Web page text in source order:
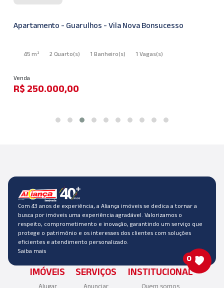
Apartamento - Guarulhos - Vila Nova Bonsucesso
45 m² 2 Quarto(s) 1 Banheiro(s) 1 Vagas(s)
Venda
R$ 250.000,00
Com 43 anos de experiência, a Aliança imóveis se dedica a tornar a
busca por imóveis uma experiência agradável. Valorizamos o
respeito, comprometimento e inovação, garantindo um serviço que
protege o patrimônio e os interesses dos clientes com soluções
eficientes e atendimento personalizado.
Saiba mais
IMÓVEIS
Alugar
SERVIÇOS
Anunciar
INSTITUCIONAL
Quem somos
0